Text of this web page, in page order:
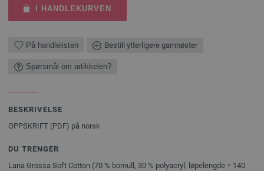
I HANDLEKURVEN
På handlelisten Bestill ytterligere garnnøster
Spørsmål om artikkelen?
BESKRIVELSE
OPPSKRIFT (PDF) på norsk
DU TRENGER
Lana Grossa Soft Cotton (70 % bomull, 30 % polyacryl; løpelengde = 140